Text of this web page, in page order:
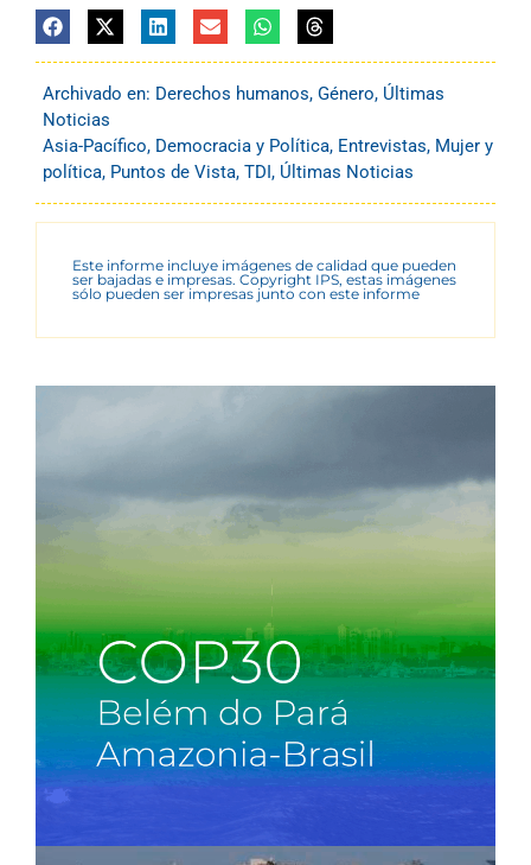
Archivado en: Derechos humanos, Género, Últimas
Noticias
Asia-Pacífico, Democracia y Política, Entrevistas, Mujer y
política, Puntos de Vista, TDI, Últimas Noticias
Este informe incluye imágenes de calidad que pueden
ser bajadas e impresas. Copyright IPS, estas imágenes
sólo pueden ser impresas junto con este informe